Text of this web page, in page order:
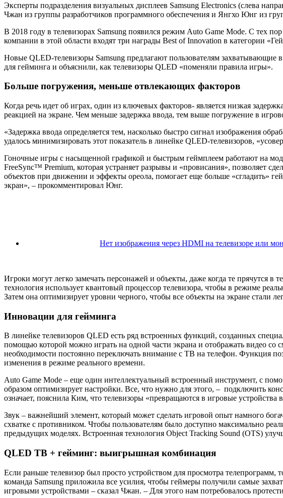
Эксперты подразделения визуальных дисплеев Samsung Electronics (слева
Чжан из группы разработчиков программного обеспечения и Янгхо Юнг из
В 2018 году в телевизорах Samsung появился режим Auto Game Mode. С тех
компании в этой области входят три награды Best of Innovation в категории
Новые QLED-телевизоры Samsung предлагают пользователям захватывающие
для гейминга и объяснили, как телевизоры QLED «поменяли правила игры».
Больше погружения, меньше отвлекающих факторов
Когда речь идет об играх, один из ключевых факторов- является низкая
реакцией на экране. Чем меньше задержка ввода, тем выше погружение в
«Задержка ввода определяется тем, насколько быстро сигнал изображения
удалось минимизировать этот показатель в линейке QLED-телевизоров,
Гоночные игры с насыщенной графикой и быстрым геймплеем работают на
FreeSync™ Premium, которая устраняет разрывы и «провисания», позволяет
объектов при движении и эффекты ореола, помогает еще больше «сгладить»
экран», – прокомментировал Юнг.
Нет изображения через HDMI на телевизоре или
Игроки могут легко замечать персонажей и объекты, даже когда те прячутся в
технология использует квантовый процессор телевизора, чтобы в режиме
Затем она оптимизирует уровни черного, чтобы все объекты на экране стали
Инновации для гейминга
В линейке телевизоров QLED есть ряд встроенных функций, созданных
помощью которой можно играть на одной части экрана и отображать видео со
необходимости постоянно переключать внимание с ТВ на телефон. Функция
изменения в режиме реального времени.
Auto Game Mode – еще один интеллектуальный встроенный инструмент, с
образом оптимизирует настройки. Все, что нужно для этого, – подключить
означает, пояснила Ким, что телевизоры «превращаются в игровые
Звук – важнейший элемент, который может сделать игровой опыт намного
схватке с противником. Чтобы пользователям было доступно максимально
предыдущих моделях. Встроенная технология Object Tracking Sound (OTS)
QLED ТВ + гейминг: выигрышная комбинация
Если раньше телевизор был просто устройством для просмотра
команда Samsung приложила все усилия, чтобы геймеры получили самые
игровыми устройствами – сказал Чжан. – Для этого нам потребовалось